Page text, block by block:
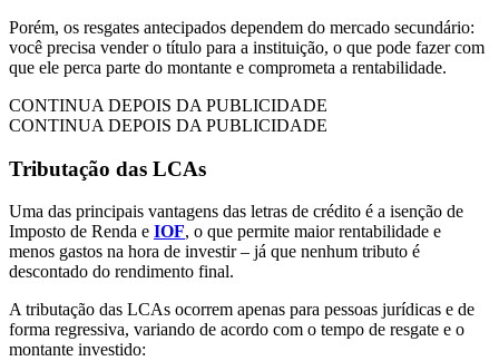
Porém, os resgates antecipados dependem do mercado secundário:
você precisa vender o título para a instituição, o que pode fazer com
que ele perca parte do montante e comprometa a rentabilidade.
CONTINUA DEPOIS DA PUBLICIDADE
CONTINUA DEPOIS DA PUBLICIDADE
Tributação das LCAs
Uma das principais vantagens das letras de crédito é a isenção de
Imposto de Renda e IOF, o que permite maior rentabilidade e
menos gastos na hora de investir – já que nenhum tributo é
descontado do rendimento final.
A tributação das LCAs ocorrem apenas para pessoas jurídicas e de
forma regressiva, variando de acordo com o tempo de resgate e o
montante investido: